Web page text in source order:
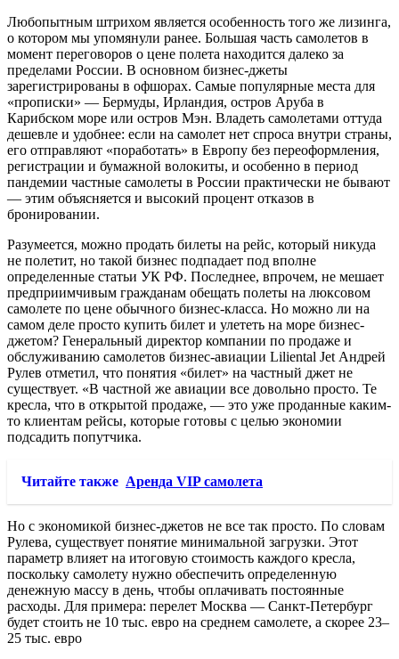
Любопытным штрихом является особенность того же лизинга,
о котором мы упомянули ранее. Большая часть самолетов в
момент переговоров о цене полета находится далеко за
пределами России. В основном бизнес-джеты
зарегистрированы в офшорах. Самые популярные места для
«прописки» — Бермуды, Ирландия, остров Аруба в
Карибском море или остров Мэн. Владеть самолетами оттуда
дешевле и удобнее: если на самолет нет спроса внутри страны,
его отправляют «поработать» в Европу без переоформления,
регистрации и бумажной волокиты, и особенно в период
пандемии частные самолеты в России практически не бывают
— этим объясняется и высокий процент отказов в
бронировании.
Разумеется, можно продать билеты на рейс, который никуда
не полетит, но такой бизнес подпадает под вполне
определенные статьи УК РФ. Последнее, впрочем, не мешает
предприимчивым гражданам обещать полеты на люксовом
самолете по цене обычного бизнес-класса. Но можно ли на
самом деле просто купить билет и улететь на море бизнес-
джетом? Генеральный директор компании по продаже и
обслуживанию самолетов бизнес-авиации Liliental Jet Андрей
Рулев отметил, что понятия «билет» на частный джет не
существует. «В частной же авиации все довольно просто. Те
кресла, что в открытой продаже, — это уже проданные каким-
то клиентам рейсы, которые готовы с целью экономии
подсадить попутчика.
Читайте также Аренда VIP самолета
Но с экономикой бизнес-джетов не все так просто. По словам
Рулева, существует понятие минимальной загрузки. Этот
параметр влияет на итоговую стоимость каждого кресла,
поскольку самолету нужно обеспечить определенную
денежную массу в день, чтобы оплачивать постоянные
расходы. Для примера: перелет Москва — Санкт-Петербург
будет стоить не 10 тыс. евро на среднем самолете, а скорее 23–
25 тыс. евро